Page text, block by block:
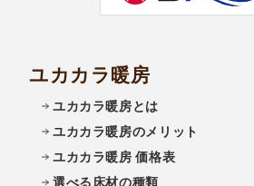
ユカカラ暖房
ユカカラ暖房とは
ユカカラ暖房のメリット
ユカカラ暖房 価格表
選べる床材の種類